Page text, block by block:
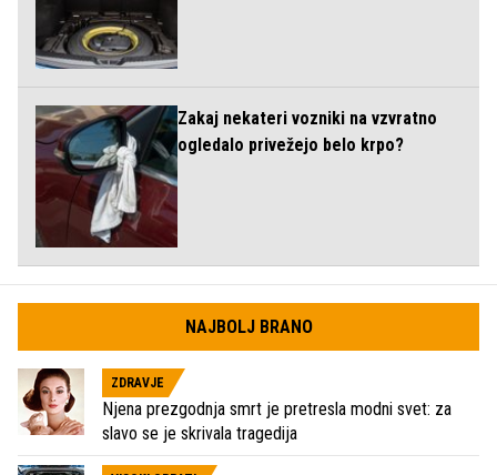
Zakaj nekateri vozniki na vzvratno
ogledalo privežejo belo krpo?
NAJBOLJ BRANO
ZDRAVJE
Njena prezgodnja smrt je pretresla modni svet: za
slavo se je skrivala tragedija